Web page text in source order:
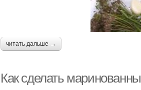
читать дальше →
Как сделать